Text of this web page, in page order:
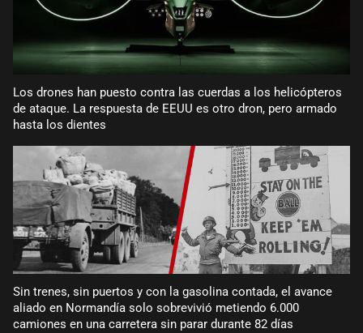
Los drones han puesto contra las cuerdas a los helicópteros
de ataque. La respuesta de EEUU es otro dron, pero armado
hasta los dientes
Sin trenes, sin puertos y con la gasolina contada, el avance
aliado en Normandía solo sobrevivió metiendo 6.000
camiones en una carretera sin parar durante 82 días